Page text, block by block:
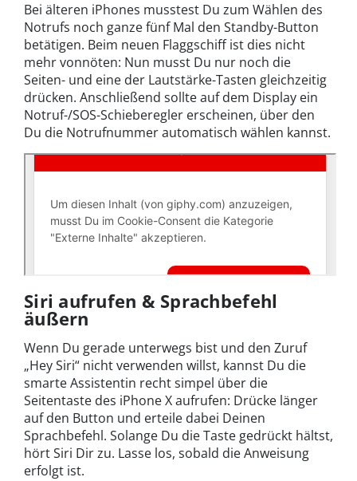
Bei älteren iPhones musstest Du zum Wählen des
Notrufs noch ganze fünf Mal den Standby-Button
betätigen. Beim neuen Flaggschiff ist dies nicht
mehr vonnöten: Nun musst Du nur noch die
Seiten- und eine der Lautstärke-Tasten gleichzeitig
drücken. Anschließend sollte auf dem Display ein
Notruf-/SOS-Schieberegler erscheinen, über den
Du die Notrufnummer automatisch wählen kannst.
Siri aufrufen & Sprachbefehl
äußern
Wenn Du gerade unterwegs bist und den Zuruf
„Hey Siri“ nicht verwenden willst, kannst Du die
smarte Assistentin recht simpel über die
Seitentaste des iPhone X aufrufen: Drücke länger
auf den Button und erteile dabei Deinen
Sprachbefehl. Solange Du die Taste gedrückt hältst,
hört Siri Dir zu. Lasse los, sobald die Anweisung
erfolgt ist.